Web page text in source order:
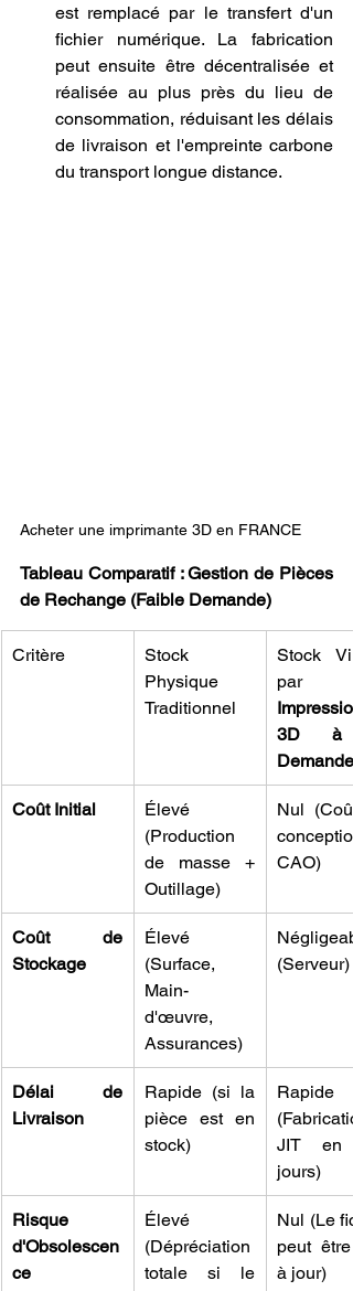
est remplacé par le transfert d'un
fichier numérique. La fabrication
peut ensuite être décentralisée et
réalisée au plus près du lieu de
consommation, réduisant les délais
de livraison et l'empreinte carbone
du transport longue distance.
Acheter une imprimante 3D en FRANCE
Tableau Comparatif : Gestion de Pièces
de Rechange (Faible Demande)
Critère
Stock
Physique
Traditionnel
Stock
par
Impression
3D à
Demande
Coût Initial
Élevé
(Production
de masse +
Outillage)
Nul
conception
CAO)
Coût de
Stockage
Élevé
(Surface,
Main-
d'œuvre,
Assurances)
(Serveur)
Délai de
Livraison
Rapide (si la
pièce est en
stock)
Rapide
JIT en
jours)
Risque
d'Obsolescen
ce
Élevé
(Dépréciation
totale si le
Nul (Le
peut être
à jour)